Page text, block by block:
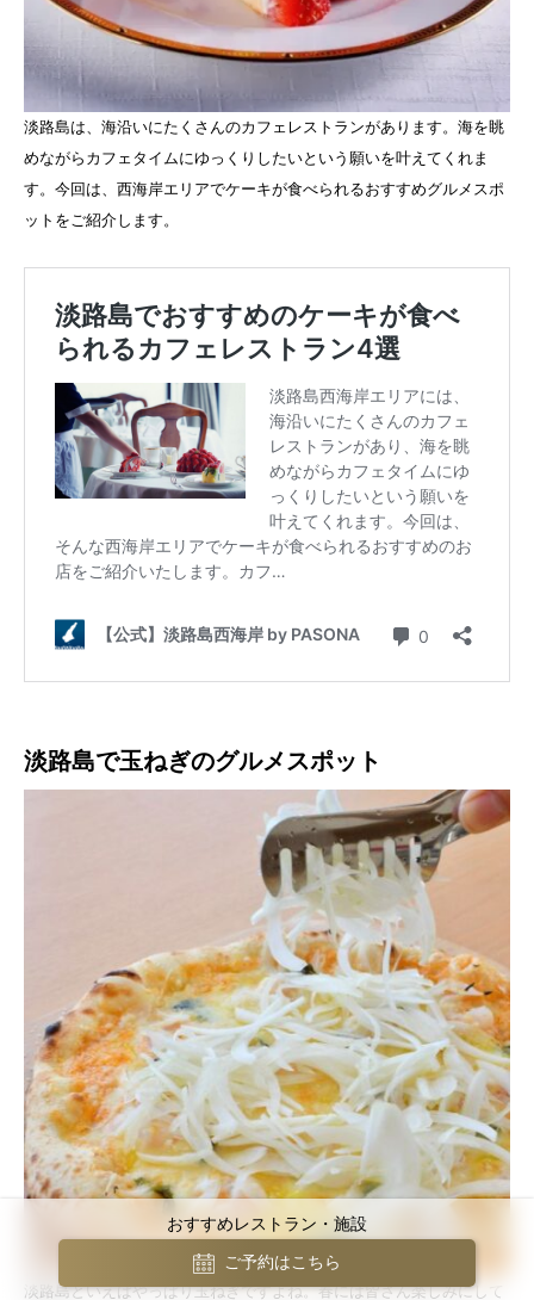
淡路島は、海沿いにたくさんのカフェレストランがあります。海を眺
めながらカフェタイムにゆっくりしたいという願いを叶えてくれま
す。今回は、西海岸エリアでケーキが食べられるおすすめグルメスポ
ットをご紹介します。
淡路島で玉ねぎのグルメスポット
淡路島といえばやっぱり玉ねぎですよね。春には皆さん楽しみにして
おすすめレストラン・施設
ご予約はこちら